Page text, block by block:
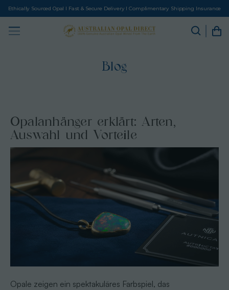
Ethically Sourced Opal I Fast & Secure Delivery I Complimentary Shipping Insurance
Blog
Opalanhänger erklärt: Arten,
Auswahl und Vorteile
Opale zeigen ein spektakuläres Farbspiel, das